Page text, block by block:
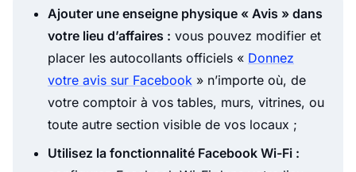
Ajouter une enseigne physique « Avis » dans
votre lieu d’affaires : vous pouvez modifier et
placer les autocollants officiels « Donnez
votre avis sur Facebook » n’importe où, de
votre comptoir à vos tables, murs, vitrines, ou
toute autre section visible de vos locaux ;
Utilisez la fonctionnalité Facebook Wi-Fi :